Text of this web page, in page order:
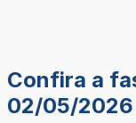
Confira a
02/05/2026